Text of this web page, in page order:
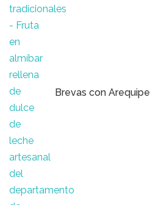
Brevas con Arequipe